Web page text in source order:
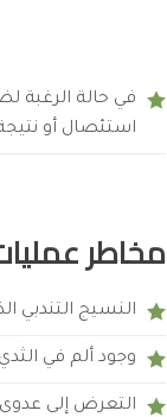
في حالة الرغبة
استئصال أو
مخاطر
النسيج التندبي
وجود ألم في الثدي
التعرض إلى عدوى